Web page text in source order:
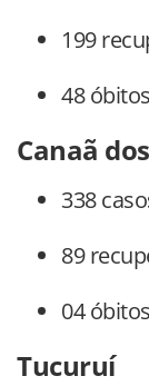
199
48 óbitos
Canaã
338
89
04 óbitos
Tucuruí